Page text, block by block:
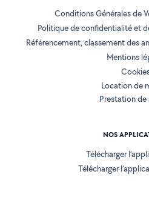
Conditions Générales de
Politique de confidentialité et
Référencement, classement des
Mentions
Location de
Prestation de
NOS
Télécharger
Télécharger